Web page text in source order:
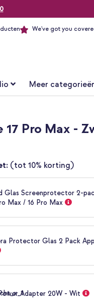
We've got you
Meer
Pro Max -
(tot 10% korting)
Glas Screenprotector 2-
Max / 16 Pro Max
Protector Glas 2 Pack
Adapter 20W - Wit